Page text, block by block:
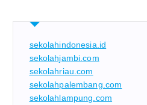
sekolahindonesia.id
sekolahjambi.com
sekolahriau.com
sekolahpalembang.com
sekolahlampung.com